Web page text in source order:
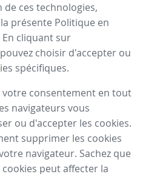
ces technologies,
présente Politique en
cliquant sur
choisir d'accepter ou
spécifiques.
consentement en tout
navigateurs vous
ou d'accepter les cookies.
supprimer les cookies
navigateur. Sachez que
peut affecter la